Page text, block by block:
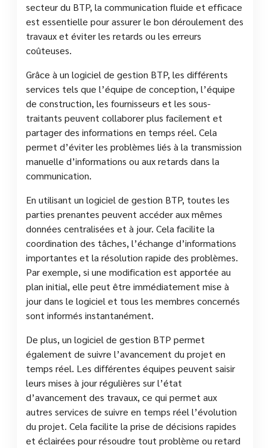
secteur du BTP, la communication fluide et efficace
est essentielle pour assurer le bon déroulement des
travaux et éviter les retards ou les erreurs
coûteuses.
Grâce à un logiciel de gestion BTP, les différents
services tels que l’équipe de conception, l’équipe
de construction, les fournisseurs et les sous-
traitants peuvent collaborer plus facilement et
partager des informations en temps réel. Cela
permet d’éviter les problèmes liés à la transmission
manuelle d’informations ou aux retards dans la
communication.
En utilisant un logiciel de gestion BTP, toutes les
parties prenantes peuvent accéder aux mêmes
données centralisées et à jour. Cela facilite la
coordination des tâches, l’échange d’informations
importantes et la résolution rapide des problèmes.
Par exemple, si une modification est apportée au
plan initial, elle peut être immédiatement mise à
jour dans le logiciel et tous les membres concernés
sont informés instantanément.
De plus, un logiciel de gestion BTP permet
également de suivre l’avancement du projet en
temps réel. Les différentes équipes peuvent saisir
leurs mises à jour régulières sur l’état
d’avancement des travaux, ce qui permet aux
autres services de suivre en temps réel l’évolution
du projet. Cela facilite la prise de décisions rapides
et éclairées pour résoudre tout problème ou retard